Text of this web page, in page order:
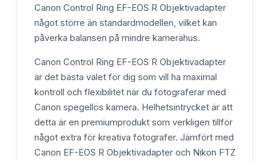
Canon Control Ring EF-EOS R Objektivadapter
något större än standardmodellen, vilket kan
påverka balansen på mindre kamerahus.
Canon Control Ring EF-EOS R Objektivadapter
är det bästa valet för dig som vill ha maximal
kontroll och flexibilitet när du fotograferar med
Canon spegellös kamera. Helhetsintrycket är att
detta är en premiumprodukt som verkligen tillför
något extra för kreativa fotografer. Jämfört med
Canon EF-EOS R Objektivadapter och Nikon FTZ